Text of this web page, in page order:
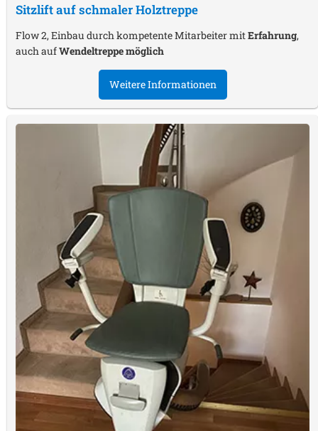
Sitzlift auf schmaler Holztreppe
Flow 2, Einbau durch kompetente Mitarbeiter mitErfahrung,
auch aufWendeltreppe möglich
Weitere Informationen